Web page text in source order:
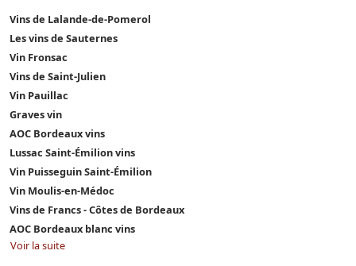
Vins de Lalande-de-Pomerol
Les vins de Sauternes
Vin Fronsac
Vins de Saint-Julien
Vin Pauillac
Graves vin
AOC Bordeaux vins
Lussac Saint-Émilion vins
Vin Puisseguin Saint-Émilion
Vin Moulis-en-Médoc
Vins de Francs - Côtes de Bordeaux
AOC Bordeaux blanc vins
Voir la suite